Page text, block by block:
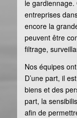
le gardiennage.
entreprises
encore la
peuvent être
filtrage,
Nos équipes
D’une part, il
biens et des
part, la
afin de